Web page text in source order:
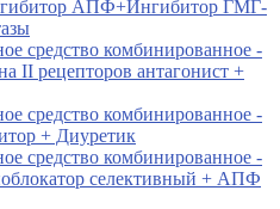
АПФ+Ингибитор ГМГ-
средство комбинированное -
II рецепторов антагонист +
средство комбинированное -
+ Диуретик
средство комбинированное -
селективный + АПФ